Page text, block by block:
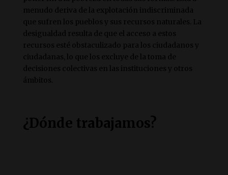
menudo deriva de la explotación indiscriminada
que sufren los pueblos y sus recursos naturales. La
desigualdad resulta de que el acceso a estos
recursos esté obstaculizado para los ciudadanos y
ciudadanas, lo que los excluye de la toma de
decisiones colectivas en las instituciones y otros
ámbitos.
¿Dónde trabajamos?